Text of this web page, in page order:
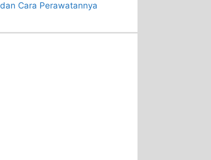
dan Cara Perawatannya